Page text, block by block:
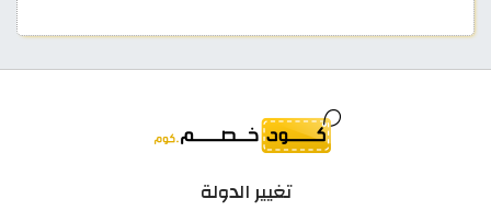
تغيير الدولة